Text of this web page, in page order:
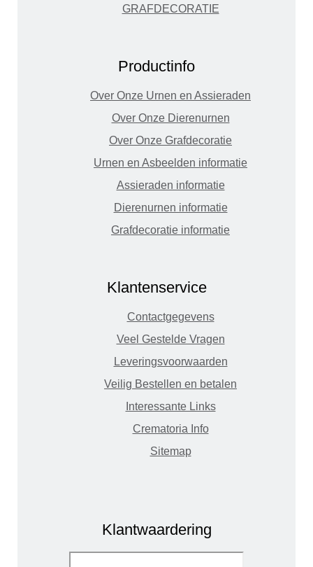
GRAFDECORATIE
Productinfo
Over Onze Urnen en Assieraden
Over Onze Dierenurnen
Over Onze Grafdecoratie
Urnen en Asbeelden informatie
Assieraden informatie
Dierenurnen informatie
Grafdecoratie informatie
Klantenservice
Contactgegevens
Veel Gestelde Vragen
Leveringsvoorwaarden
Veilig Bestellen en betalen
Interessante Links
Crematoria Info
Sitemap
Klantwaardering